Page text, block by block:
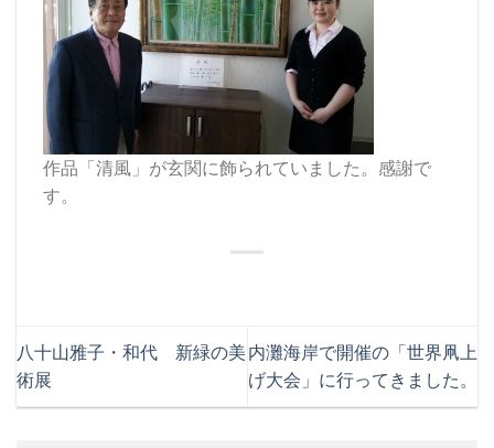
作品「清風」が玄関に飾られていました。感謝で
す。
八十山雅子・和代 新緑の美
術展
内灘海岸で開催の「世界凧上
げ大会」に行ってきました。